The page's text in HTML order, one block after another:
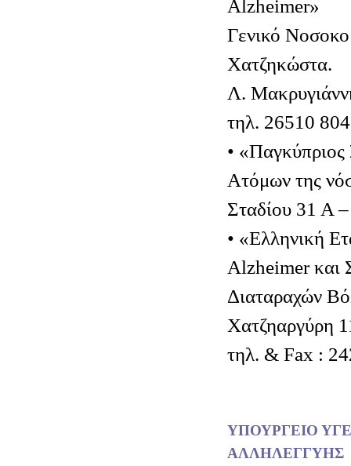
Alzheimer»
Γενικό
Χατζηκώστα.
Λ.
τηλ. 26510
• «Παγκύπριος
Ατόμων της
Σταδίου 31 Α
• «Ελληνική
Alzheimer και
Διαταραχών
Χατζηαργύρη
τηλ. & Fax :
ΥΠΟΥΡΓΕΙΟ
ΑΛΛΗΛΕΓΓΥΗΣ